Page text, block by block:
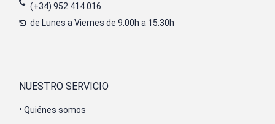
(+34) 952 414 016
de Lunes a Viernes de 9:00h a 15:30h
NUESTRO SERVICIO
• Quiénes somos